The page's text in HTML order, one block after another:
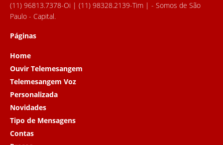
(11) 96813.7378-Oi | (11) 98328.2139-Tim | - Somos de São
Paulo - Capital.
Páginas
Home
Ouvir Telemesangem
Telemesangem Voz
Personalizada
Novidades
Tipo de Mensagens
Contas